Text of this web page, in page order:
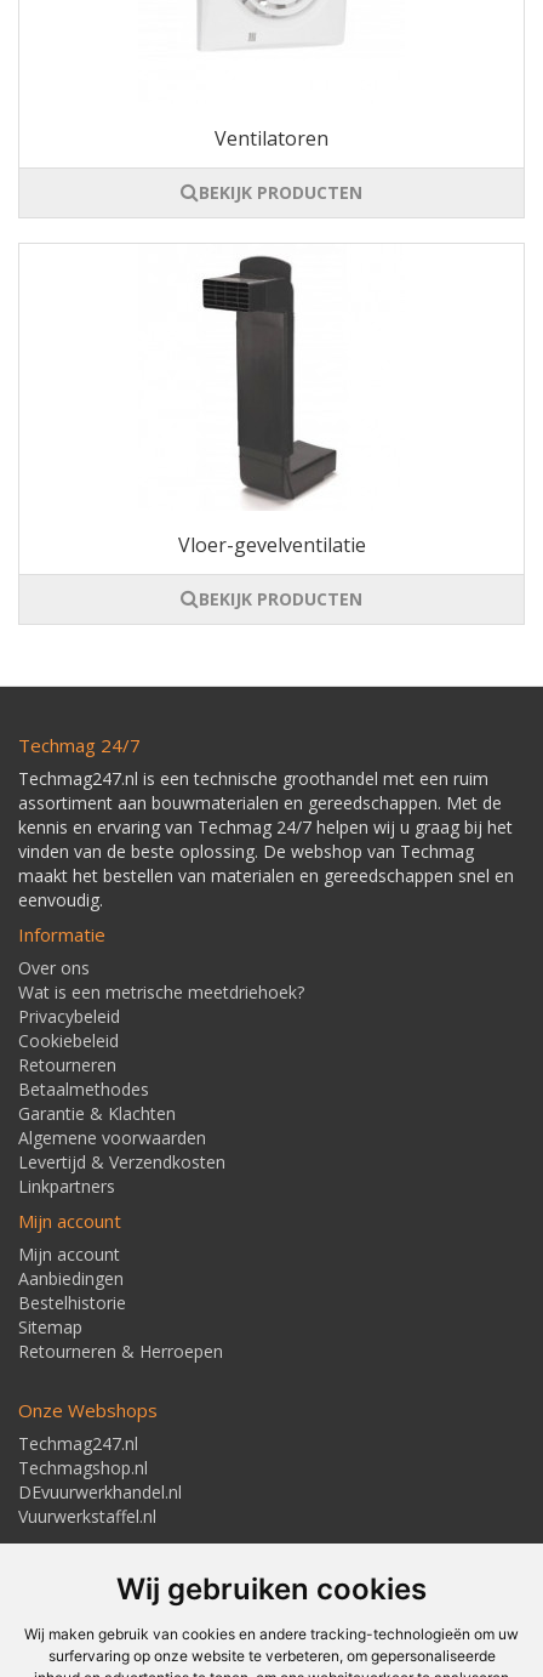
Wij gebruiken cookies
Wij maken gebruik van cookies en andere tracking-technologieën om uw
surfervaring op onze website te verbeteren, om gepersonaliseerde
Ventilatoren
BEKIJK PRODUCTEN
Vloer-gevelventilatie
BEKIJK PRODUCTEN
Techmag 24/7
Techmag247.nl is een technische groothandel met een ruim
assortiment aan bouwmaterialen en gereedschappen. Met de
kennis en ervaring van Techmag 24/7 helpen wij u graag bij het
vinden van de beste oplossing. De webshop van Techmag
maakt het bestellen van materialen en gereedschappen snel en
eenvoudig.
Informatie
Over ons
Wat is een metrische meetdriehoek?
Privacybeleid
Cookiebeleid
Retourneren
Betaalmethodes
Garantie & Klachten
Algemene voorwaarden
Levertijd & Verzendkosten
Linkpartners
Mijn account
Mijn account
Aanbiedingen
Bestelhistorie
Sitemap
Retourneren & Herroepen
Onze Webshops
Techmag247.nl
Techmagshop.nl
DEvuurwerkhandel.nl
Vuurwerkstaffel.nl
Adresgegevens
Textielstraat 4, 7483 PB Haaksbergen
Telefoon: 053-5723224
info@techmaghaaksbergen.nl